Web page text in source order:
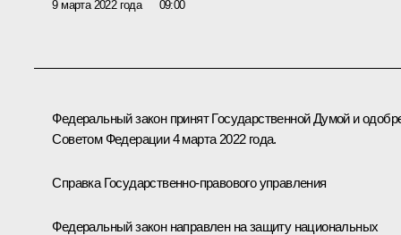
9 марта 2022 года 09:00
Федеральный закон принят Государственной Думой и
Советом Федерации 4 марта 2022 года.
Справка Государственно-правового управления
Федеральный закон направлен на защиту национальных